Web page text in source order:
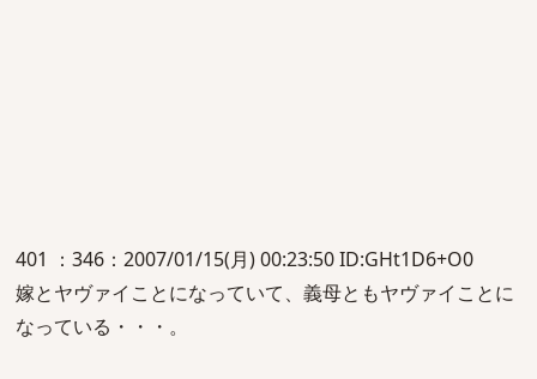
401 ：346：2007/01/15(月) 00:23:50 ID:GHt1D6+O0
嫁とヤヴァイことになっていて、義母ともヤヴァイことに
なっている・・・。